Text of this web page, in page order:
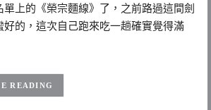
上的《榮宗麵線》了，之前路過這間劍
好的，這次自己跑來吃一趟確實覺得滿
READING